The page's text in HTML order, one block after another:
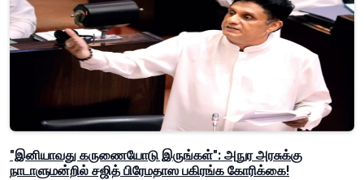
"இனியாவது கருணையோடு இருங்கள்": அநுர அரசுக்கு
நாடாளுமன்றில் சஜித் பிரேமதாஸ பகிரங்க கோரிக்கை!